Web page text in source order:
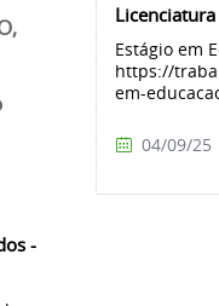
Estágio em
https://
em-
04/09/25
-